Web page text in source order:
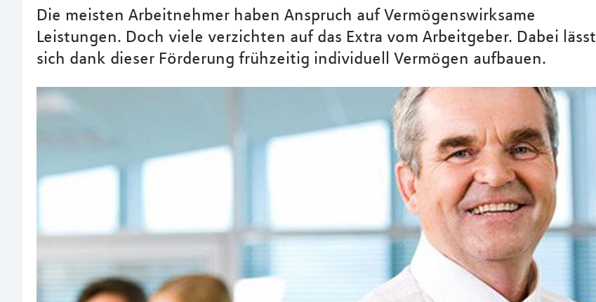
Die meisten Arbeitnehmer haben Anspruch auf Vermögenswirksame
Leistungen. Doch viele verzichten auf das Extra vom Arbeitgeber. Dabei lässt
sich dank dieser Förderung frühzeitig individuell Vermögen aufbauen.